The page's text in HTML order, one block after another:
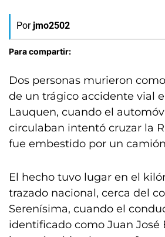
Por jmo2502
Para compartir:
Dos personas murieron
de un trágico accidente vial
Lauquen, cuando el
circulaban intentó cruzar la
fue embestido por un
El hecho tuvo lugar en el
trazado nacional, cerca del
Serenísima, cuando el
identificado como Juan José